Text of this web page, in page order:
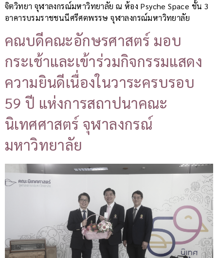
จิตวิทยา จุฬาลงกรณ์มหาวิทยาลัย ณ ห้อง Psyche Space ชั้น 3
อาคารบรมราชชนนีศรีศตพรรษ จุฬาลงกรณ์มหาวิทยาลัย
คณบดีคณะอักษรศาสตร์ มอบ
กระเช้าและเข้าร่วมกิจกรรมแสดง
ความยินดีเนื่องในวาระครบรอบ
59 ปี แห่งการสถาปนาคณะ
นิเทศศาสตร์ จุฬาลงกรณ์
มหาวิทยาลัย